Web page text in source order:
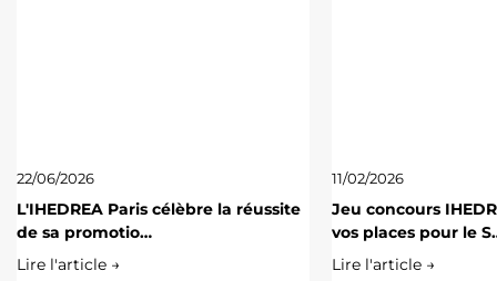
22/06/2026
L'IHEDREA Paris célèbre la réussite
de sa promotio…
Lire l'article →
11/02/2026
Jeu concours
vos places pour le
Lire l'article →